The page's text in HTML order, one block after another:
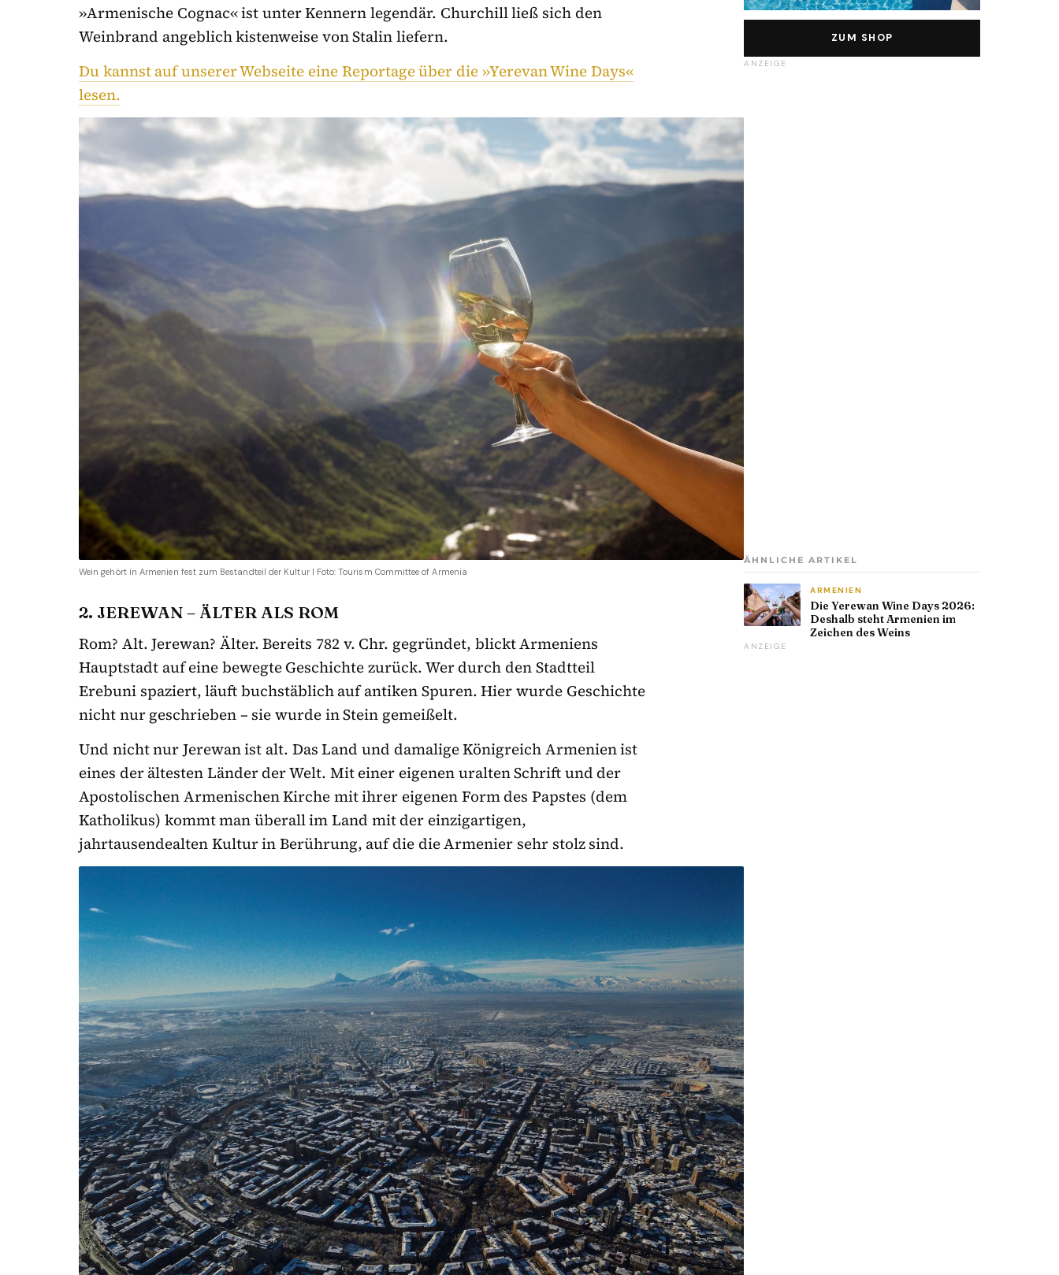
»Armenische Cognac« ist unter Kennern legendär. Churchill ließ sich den
Weinbrand angeblich kistenweise von Stalin liefern.
Du kannst auf unserer Webseite eine Reportage über die »Yerevan Wine Days«
lesen.
Wein gehört in Armenien fest zum Bestandteil der Kultur I Foto: Tourism Committee of Armenia
2. JEREWAN – ÄLTER ALS ROM
Rom? Alt. Jerewan? Älter. Bereits 782 v. Chr. gegründet, blickt Armeniens
Hauptstadt auf eine bewegte Geschichte zurück. Wer durch den Stadtteil
Erebuni spaziert, läuft buchstäblich auf antiken Spuren. Hier wurde Geschichte
nicht nur geschrieben – sie wurde in Stein gemeißelt.
Und nicht nur Jerewan ist alt. Das Land und damalige Königreich Armenien ist
eines der ältesten Länder der Welt. Mit einer eigenen uralten Schrift und der
Apostolischen Armenischen Kirche mit ihrer eigenen Form des Papstes (dem
Katholikus) kommt man überall im Land mit der einzigartigen,
jahrtausendealten Kultur in Berührung, auf die die Armenier sehr stolz sind.
ZUM SHOP
ANZEIGE
ÄHNLICHE ARTIKEL
ARMENIEN
Die Yerewan Wine Days 2026:
Deshalb steht Armenien im
Zeichen des Weins
ANZEIGE